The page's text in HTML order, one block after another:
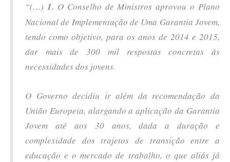
“(…) 1. O Conselho de Ministros aprovou o Plano
Nacional de Implementação de Uma Garantia Jovem,
tendo como objetivo, para os anos de 2014 e 2015,
dar mais de 300 mil respostas concretas às
necessidades dos jovens.
O Governo decidiu ir além da recomendação da
União Europeia, alargando a aplicação da Garantia
Jovem até aos 30 anos, dada a duração e
complexidade dos trajetos de transição entre a
educação e o mercado de trabalho, o que aliás já